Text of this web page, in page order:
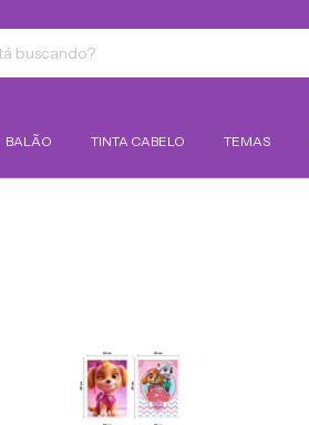
BALÃO TINTA CABELO TEMAS